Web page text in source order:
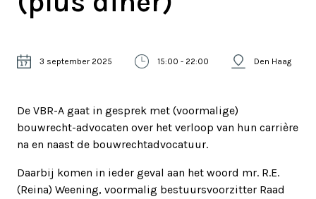
3 september 2025 15:00 - 22:00 Den Haag
De VBR-A gaat in gesprek met (voormalige)
bouwrecht-advocaten over het verloop van hun carrière
na en naast de bouwrechtadvocatuur.
Daarbij komen in ieder geval aan het woord mr. R.E.
(Reina) Weening, voormalig bestuursvoorzitter Raad